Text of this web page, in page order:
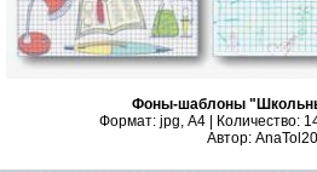
Фоны-шаблоны
Формат: jpg, А4 | Количество:
Автор: